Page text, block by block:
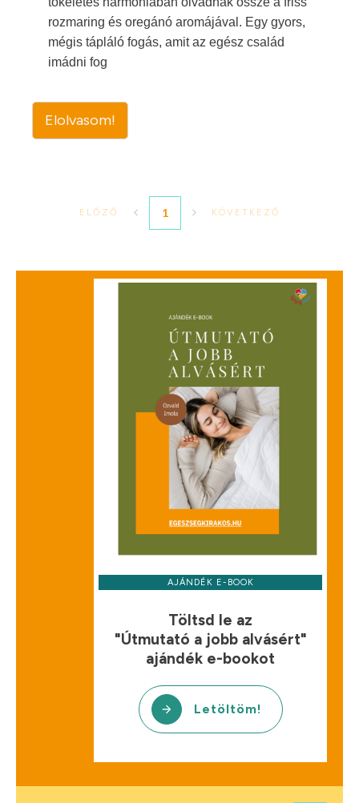
rozmaring és oregánó aromájával. Egy gyors,
mégis tápláló fogás, amit az egész család
imádni fog
Elolvasom!
ELŐZŐ 1 KÖVETKEZŐ
AJÁNDÉK E-BOOK
Töltsd le az
"Útmutató a jobb alvásért"
ajándék e-bookot
Letöltöm!